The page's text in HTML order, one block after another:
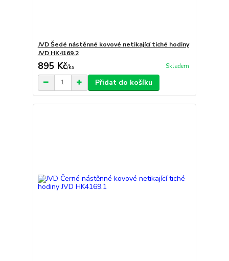
JVD Šedé nástěnné kovové netikající tiché hodiny
JVD HK4169.2
895 Kč/ks Skladem
Přidat do košíku